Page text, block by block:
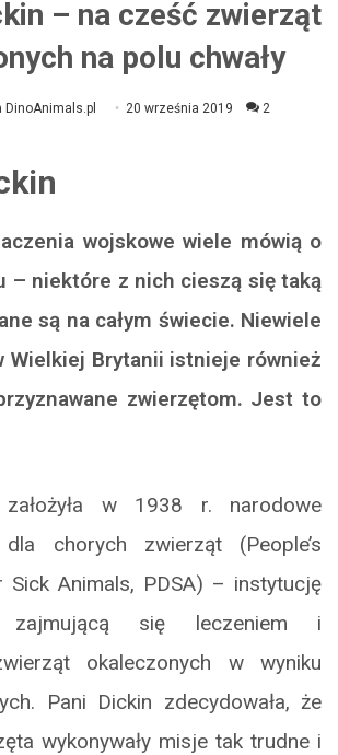
– na cześć zwierząt
na polu chwały
DinoAnimals.pl 20 września 2019 2
wojskowe wiele mówią o
– niektóre z nich cieszą się taką
są na całym świecie. Niewiele
Wielkiej Brytanii istnieje również
zwierzętom. Jest to
w 1938 r. narodowe
dla chorych zwierząt (People’s
Sick Animals, PDSA) – instytucję
zajmującą się leczeniem i
okaleczonych w wyniku
Pani Dickin zdecydowała, że
wykonywały misje tak trudne i